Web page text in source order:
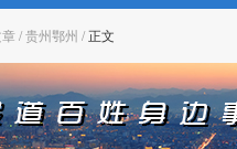
/贵州鄂州 /正文